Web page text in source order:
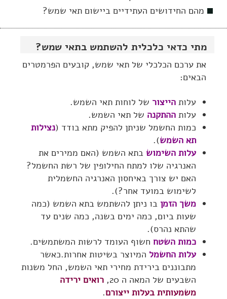
מתי כדאי כלכלית להשתמש בתאי שמש?
את ערכם הכלכלי של תאי שמש, קובעים הפרמטרים
הבאים:
עלות הייצור של לוחות תאי השמש.
עלות ההתקנה של תאי השמש.
כמות החשמל שניתן להפיק מתא בודד (נצילות
תא השמש).
עלות השימוש בתא השמש (האם ממירים את
האנרגיה שלו למתח החילופין של רשת החשמל?
האם יש צורך באיחסון האנרגיה החשמלית
לשימוש במועד אחר?).
משך הזמן בו ניתן להשתמש בתא השמש (כמה
שעות ביום, כמה ימים בשנה, כמה שנים עד
שהתא נהרס).
כמות השטח חשוף העומד לרשות המשתמשים.
עלות החשמל המיוצר בשיטות אחרות.כאשר
מתבוננים בירידת מחירי תאי השמש, החל משנות
השבעים של המאה ה 20,
רואים ירידה
משמעותית בעלות ייצורם.
מהם החידושים העתידיים ביישום תאי שמש?